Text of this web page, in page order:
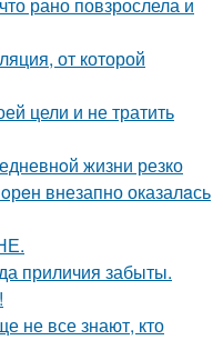
от которой
цели и не тратить
жизни резко
внезапно оказалaсь
приличия забыты.
не все знают, кто